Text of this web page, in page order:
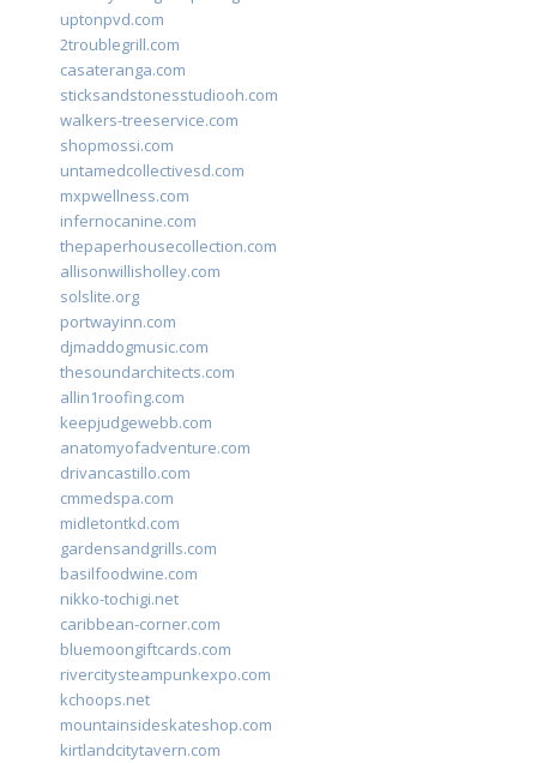
uptonpvd.com
2troublegrill.com
casateranga.com
sticksandstonesstudiooh.com
walkers-treeservice.com
shopmossi.com
untamedcollectivesd.com
mxpwellness.com
infernocanine.com
thepaperhousecollection.com
allisonwillisholley.com
solslite.org
portwayinn.com
djmaddogmusic.com
thesoundarchitects.com
allin1roofing.com
keepjudgewebb.com
anatomyofadventure.com
drivancastillo.com
cmmedspa.com
midletontkd.com
gardensandgrills.com
basilfoodwine.com
nikko-tochigi.net
caribbean-corner.com
bluemoongiftcards.com
rivercitysteampunkexpo.com
kchoops.net
mountainsideskateshop.com
kirtlandcitytavern.com